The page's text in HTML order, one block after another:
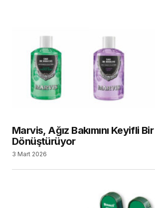
Marvis, Ağız Bakımını Keyifli
Dönüştürüyor
3 Mart 2026